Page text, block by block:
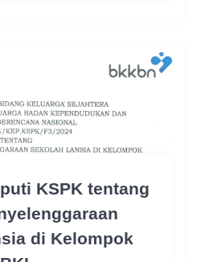
KSPK tentang
di Kelompok